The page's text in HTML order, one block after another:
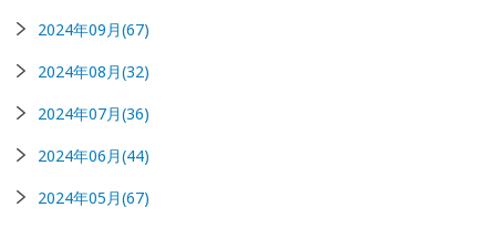
2024年09月(67)
2024年08月(32)
2024年07月(36)
2024年06月(44)
2024年05月(67)